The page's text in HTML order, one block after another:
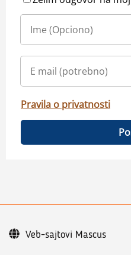
Pravila o privatnosti
Veb-sajtovi Mascus